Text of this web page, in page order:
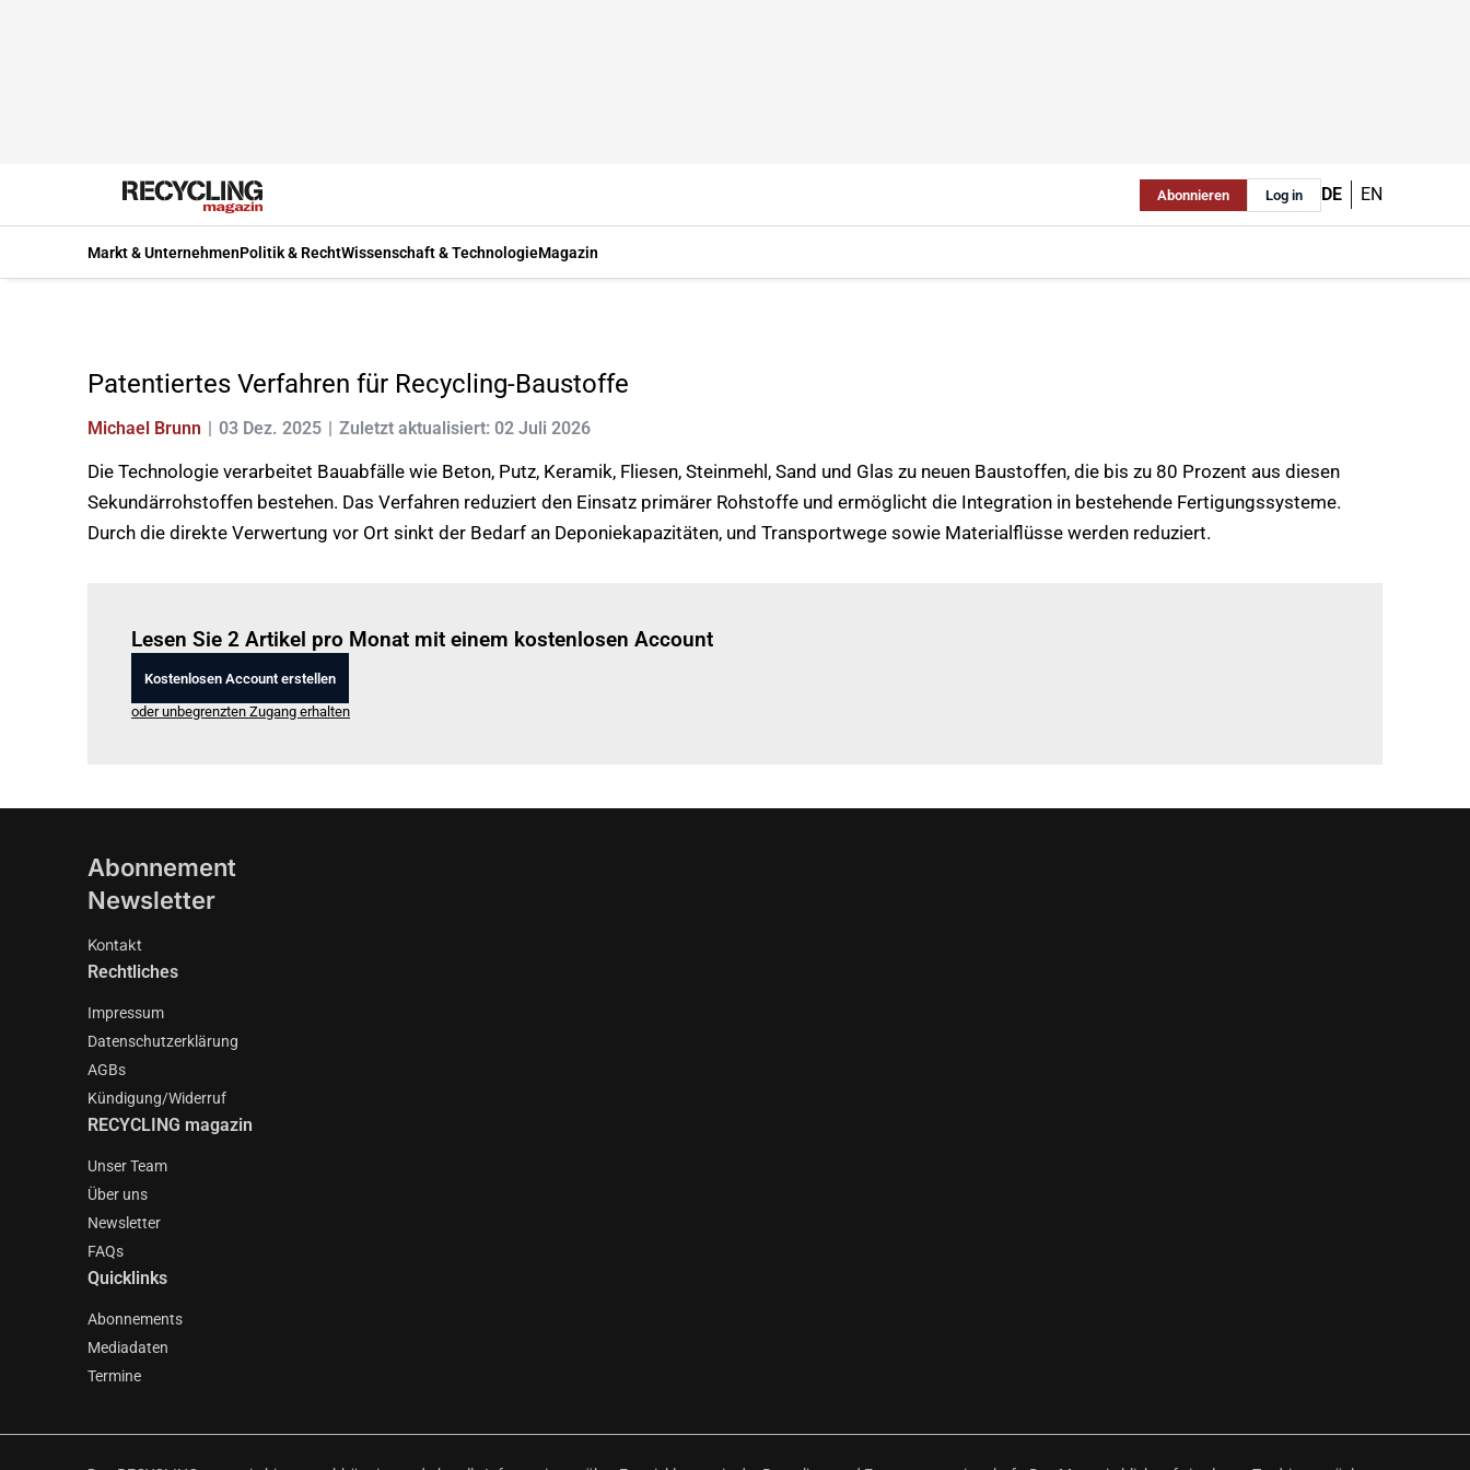
Abonnieren Log in DE EN
Markt & UnternehmenPolitik & RechtWissenschaft & TechnologieMagazin
Patentiertes Verfahren für Recycling-Baustoffe
Michael Brunn 03 Dez. 2025 Zuletzt aktualisiert: 02 Juli 2026
Die Technologie verarbeitet Bauabfälle wie Beton, Putz, Keramik, Fliesen, Steinmehl, Sand und Glas zu neuen Baustoffen, die bis zu 80 Prozent aus diesen
Sekundärrohstoffen bestehen. Das Verfahren reduziert den Einsatz primärer Rohstoffe und ermöglicht die Integration in bestehende Fertigungssysteme.
Durch die direkte Verwertung vor Ort sinkt der Bedarf an Deponiekapazitäten, und Transportwege sowie Materialflüsse werden reduziert.
Lesen Sie 2 Artikel pro Monat mit einem kostenlosen Account
Kostenlosen Account erstellen
oder unbegrenzten Zugang erhalten
Abonnement
Newsletter
Kontakt
Rechtliches
Impressum
Datenschutzerklärung
AGBs
Kündigung/Widerruf
RECYCLING magazin
Unser Team
Über uns
Newsletter
FAQs
Quicklinks
Abonnements
Mediadaten
Termine